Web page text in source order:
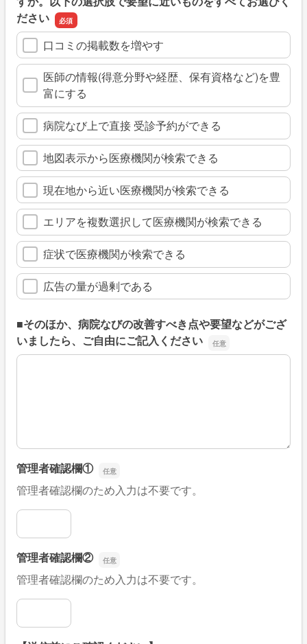
ださい
口コミの掲載数を増やす
医師の情報(得意分野や経歴、保有資格など)を豊
富にする
病院なび上で直接 受診予約ができる
地図表示から医療機関が検索できる
現在地から近い医療機関が検索できる
エリアを複数選択して医療機関が検索できる
症状で医療機関が検索できる
広告の量が過剰である
■そのほか、病院なびの改善すべき点や要望などがござ
いましたら、ご自由にご記入ください
■そのほか、病院なびの改善すべき点や要望などがござい
管理者確認欄①
管理者確認欄のため入力は不要です。
管理者確認欄①
管理者確認欄②
管理者確認欄のため入力は不要です。
管理者確認欄②